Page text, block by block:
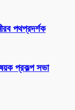
পথপ্রদর্শক
প্রকল্প সভা